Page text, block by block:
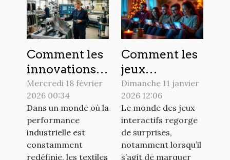
Comment les
innovations
en textiles
techniques
transforment-
elles le
secteur
Mercredi 18 février
2026 00:34
Dans un monde où la
performance
industrielle est
constamment
redéfinie, les textiles
Comment les
jeux
interactifs
célèbrent-ils
les fêtes
mondiales ?
Dimanche 11 janvier
2026 12:06
Le monde des jeux
interactifs regorge
de surprises,
notamment lorsqu’il
s’agit de marquer